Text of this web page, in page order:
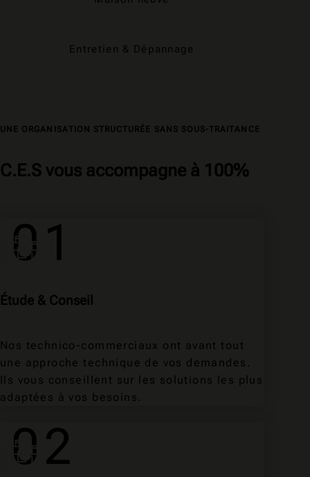
Entretien & Dépannage
UNE ORGANISATION STRUCTURÉE SANS SOUS-TRAITANCE
C.E.S vous accompagne à 100%
01
Étude & Conseil
Nos technico-commerciaux ont avant tout
une approche technique de vos demandes.
Ils vous conseillent sur les solutions les plus
adaptées à vos besoins.
02